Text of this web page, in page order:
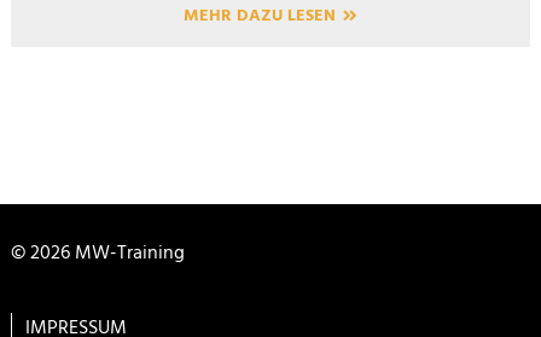
MEHR DAZU LESEN
© 2026 MW-Training
IMPRESSUM